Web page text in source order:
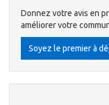
Donnez votre avis en
améliorer votre
Soyez le premier à